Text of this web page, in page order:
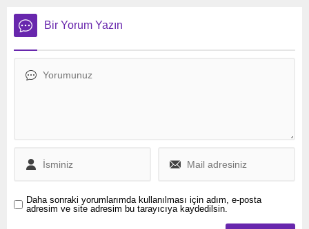
Ukrayna ile ABD heyetlerinin
katılımıyla yapılan barış
görüşmelerinin sona erdiğini
seçeneğini hâlâ masada
Bir Yorum Yazın
Daha sonraki yorumlarımda kullanılması için adım, e-posta
adresim ve site adresim bu tarayıcıya kaydedilsin.